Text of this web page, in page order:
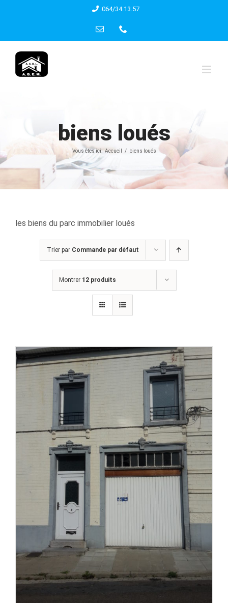
content
064/34.13.57
Email
biens loués
Vous êtes ici: Accueil biens loués
les biens du parc immobilier loués
Trier par Commande par défaut
Montrer 12 produits